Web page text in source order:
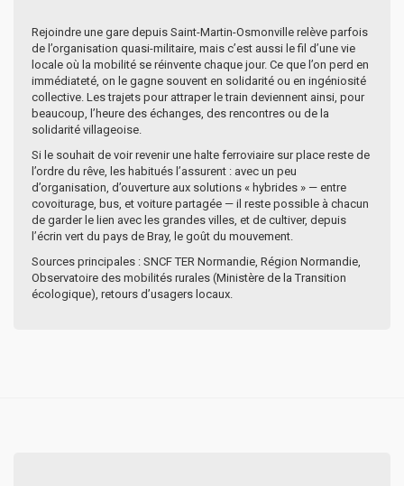
Rejoindre une gare depuis Saint-Martin-Osmonville relève parfois
de l’organisation quasi-militaire, mais c’est aussi le fil d’une vie
locale où la mobilité se réinvente chaque jour. Ce que l’on perd en
immédiateté, on le gagne souvent en solidarité ou en ingéniosité
collective. Les trajets pour attraper le train deviennent ainsi, pour
beaucoup, l’heure des échanges, des rencontres ou de la
solidarité villageoise.
Si le souhait de voir revenir une halte ferroviaire sur place reste de
l’ordre du rêve, les habitués l’assurent : avec un peu
d’organisation, d’ouverture aux solutions « hybrides » — entre
covoiturage, bus, et voiture partagée — il reste possible à chacun
de garder le lien avec les grandes villes, et de cultiver, depuis
l’écrin vert du pays de Bray, le goût du mouvement.
Sources principales : SNCF TER Normandie, Région Normandie,
Observatoire des mobilités rurales (Ministère de la Transition
écologique), retours d’usagers locaux.